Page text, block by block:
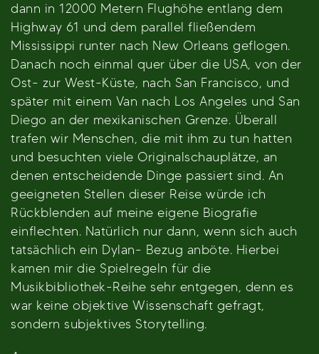
dann in 12000 Metern Flughöhe entlang dem
Highway 61 und dem parallel fließendem
Mississippi runter nach New Orleans geflogen.
Danach noch einmal quer über die USA, von der
Ost- zur West-Küste, nach San Francisco, und
später mit einem Van nach Los Angeles und San
Diego an der mexikanischen Grenze. Überall
trafen wir Menschen, die mit ihm zu tun hatten
und besuchten viele Originalschauplätze, an
denen entscheidende Dinge passiert sind. An
geeigneten Stellen dieser Reise würde ich
Rückblenden auf meine eigene Biografie
einflechten. Natürlich nur dann, wenn sich auch
tatsächlich ein Dylan- Bezug anböte. Hierbei
kamen mir die Spielregeln für die
Musikbibliothek-Reihe sehr entgegen, denn es
war keine objektive Wissenschaft gefragt,
sondern subjektives Storytelling.